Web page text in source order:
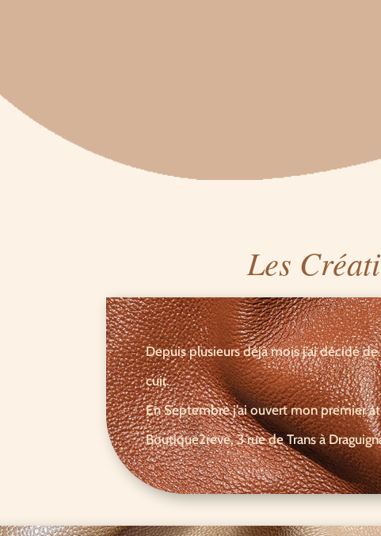
Les
Depuis plusieurs déjà mois j’ai décidé
cuir.
En Septembre j’ai ouvert mon premier
Boutique2reve, 3 rue de Trans à